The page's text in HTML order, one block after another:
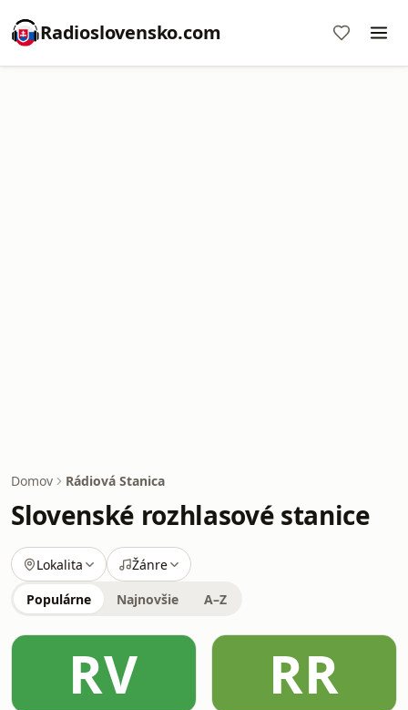
Radioslovensko.com
Domov Rádiová Stanica
Slovenské rozhlasové stanice
Lokalita Žánre
Populárne Najnovšie A–Z
RV RR